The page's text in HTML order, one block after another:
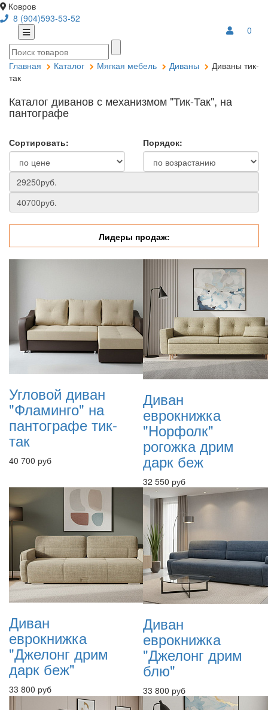
Ковров
8 (904)593-53-52
0
Главная Каталог Мягкая мебель Диваны
Диваны тик-
так
Каталог диванов с механизмом "Тик-Так", на
пантографе
Сортировать: Порядок:
Лидеры продаж:
Угловой диван
"Фламинго" на
пантографе тик-
так
40 700 руб
Диван
еврокнижка
"Норфолк"
рогожка дрим
дарк беж
32 550 руб
Диван
еврокнижка
"Джелонг дрим
дарк беж"
33 800 руб
Диван
еврокнижка
"Джелонг дрим
блю"
33 800 руб